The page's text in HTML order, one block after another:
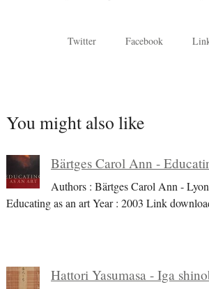
Twitter Facebook
You might also like
Bärtges Carol Ann -
Authors : Bärtges Carol Ann -
Educating as an art Year : 2003 Link
Hattori Yasumasa - Iga